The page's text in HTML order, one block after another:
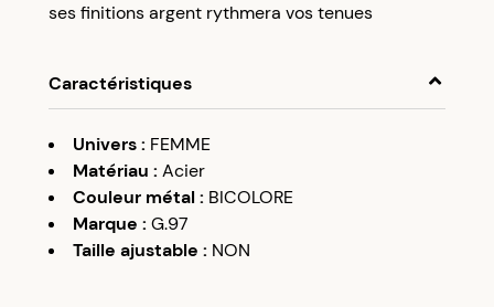
prochaine commande à partir de 50€ d’achats.
ses finitions argent rythmera vos tenues
Caractéristiques
Univers: FEMME
Matériau : Acier
Couleur métal: BICOLORE
Marque : G.97
Taille ajustable : NON